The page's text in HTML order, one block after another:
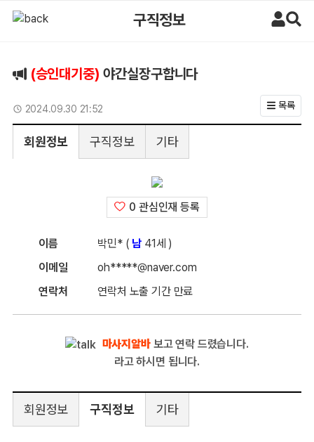
구직정보
(승인대기중) 야간실장구합니다
2024.09.30 21:52 목록
회원정보 구직정보 기타
0 관심인재 등록
이름 박민* ( 남 41세 )
이메일
oh*****@naver.com
연락처
연락처 노출 기간 만료
마사지알바보고 연락 드렸습니다.
라고 하시면 됩니다.
회원정보 구직정보 기타